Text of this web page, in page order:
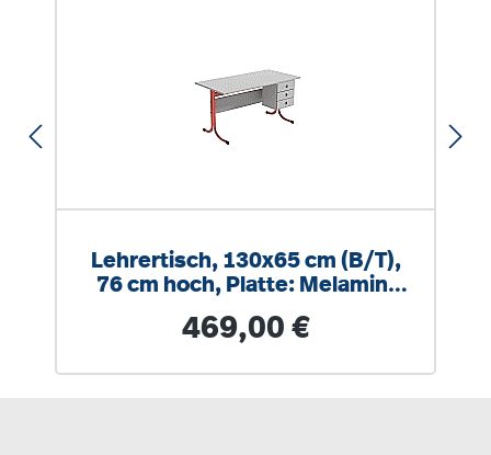
Lehrertisch, 130x65 cm (B/T),
76 cm hoch, Platte: Melamin,
Regulärer Preis:
469,00 €